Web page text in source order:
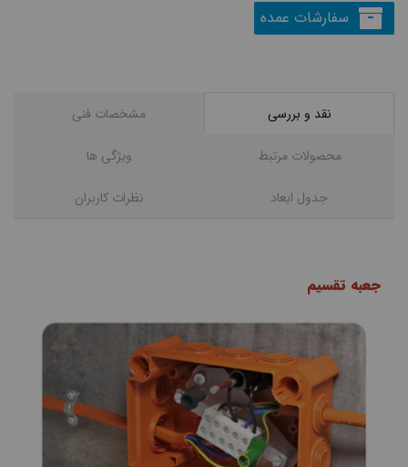
سفارشات عمده
نقد و بررسی مشخصات فنی
محصولات مرتبط ویژگی ها
جدول ابعاد نظرات کاربران
جعبه تقسیم